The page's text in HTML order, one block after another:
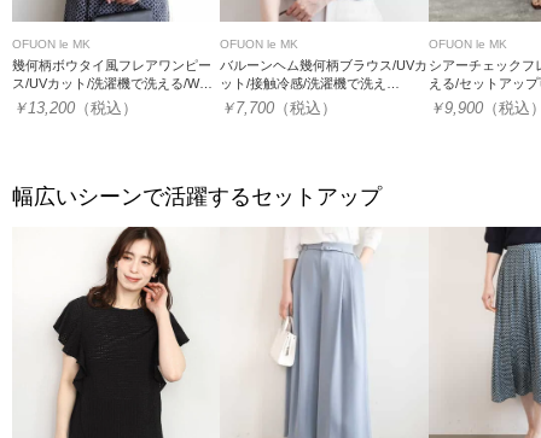
OFUON le MK
幾何柄ボウタイ風フレアワンピー
ス/UVカット/洗濯機で洗える/WEB
限定サイズあり
￥13,200 （税込）
OFUON le MK
バルーンヘム幾何柄ブラウス/UVカ
ット/接触冷感/洗濯機で洗え
る/WEB限定サイズあり
￥7,700 （税込）
OFUON le MK
シアーチェックフ
える/セットアップ
￥9,900（税込
幅広いシーンで活躍するセットアップ